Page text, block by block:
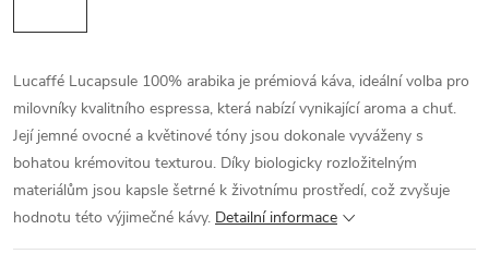
Lucaffé Lucapsule 100% arabika je prémiová káva, ideální volba pro
milovníky kvalitního espressa, která nabízí vynikající aroma a chuť.
Její jemné ovocné a květinové tóny jsou dokonale vyváženy s
bohatou krémovitou texturou. Díky biologicky rozložitelným
materiálům jsou kapsle šetrné k životnímu prostředí, což zvyšuje
hodnotu této výjimečné kávy. Detailní informace